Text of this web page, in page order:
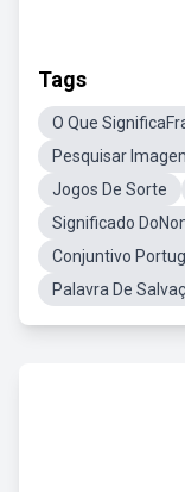
Tags
O Que
Pesquisar
Jogos De Sorte
Significado
Conjuntivo
Palavra De